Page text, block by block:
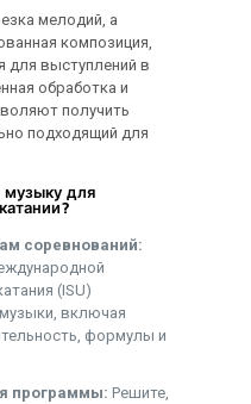
мелодий, а
композиция,
для выступлений в
обработка и
получить
подходящий для
для
соревнований:
(ISU)
включая
формулы и
программы: Решите,